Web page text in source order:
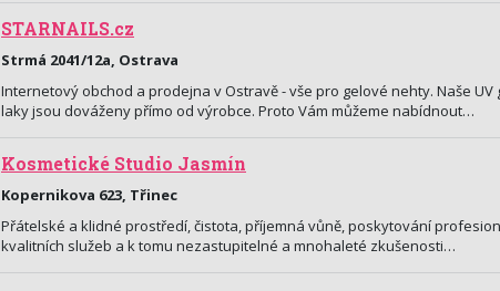
STARNAILS.cz
Strmá 2041/12a, Ostrava
Internetový obchod a prodejna v Ostravě - vše pro gelové nehty. Naše UV
laky jsou dováženy přímo od výrobce. Proto Vám můžeme nabídnout…
Kosmetické Studio Jasmín
Kopernikova 623, Třinec
Přátelské a klidné prostředí, čistota, příjemná vůně, poskytování
kvalitních služeb a k tomu nezastupitelné a mnohaleté zkušenosti…